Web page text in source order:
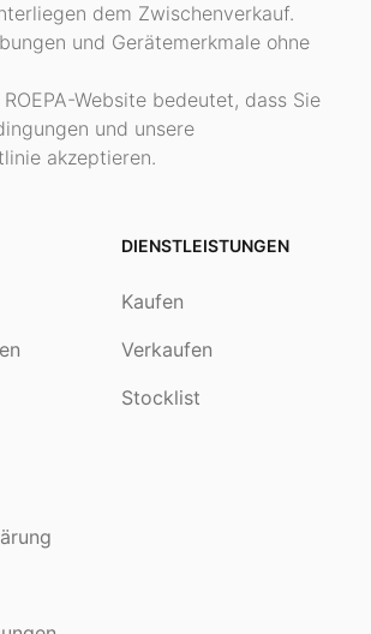
dem Zwischenverkauf.
und Gerätemerkmale ohne
Website bedeutet, dass Sie
und unsere
akzeptieren.
DIENSTLEISTUNGEN
Kaufen
Verkaufen
Stocklist